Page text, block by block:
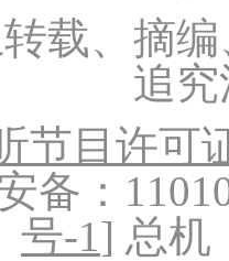
载、摘
追
节目许可
备：
号-1] 总机